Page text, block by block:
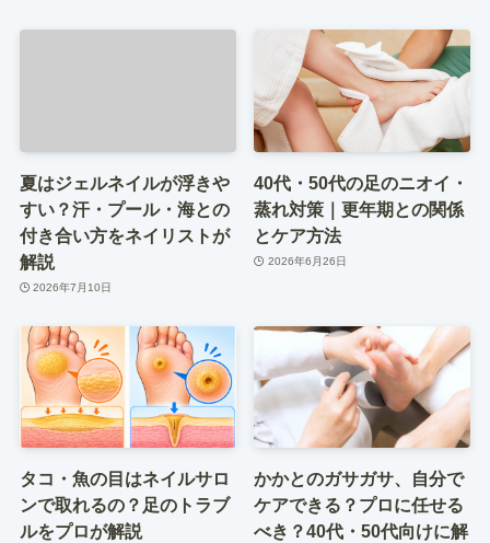
夏はジェルネイルが浮きや
すい？汗・プール・海との
付き合い方をネイリストが
解説
2026年7月10日
40代・50代の足のニオイ・
蒸れ対策｜更年期との関係
とケア方法
2026年6月26日
タコ・魚の目はネイルサロ
ンで取れるの？足のトラブ
ルをプロが解説
かかとのガサガサ、自分で
ケアできる？プロに任せる
べき？40代・50代向けに解